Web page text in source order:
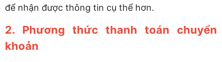
để nhận được thông tin cụ thể hơn.
2. Phương thức thanh toán chuyển
khoản